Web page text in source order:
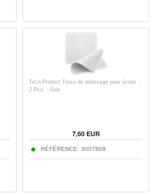
Tech-Protect Tissu de polissage pour écran -
2 Pcs. - Gris
7,60EUR
RÉFÉRENCE: 3007809